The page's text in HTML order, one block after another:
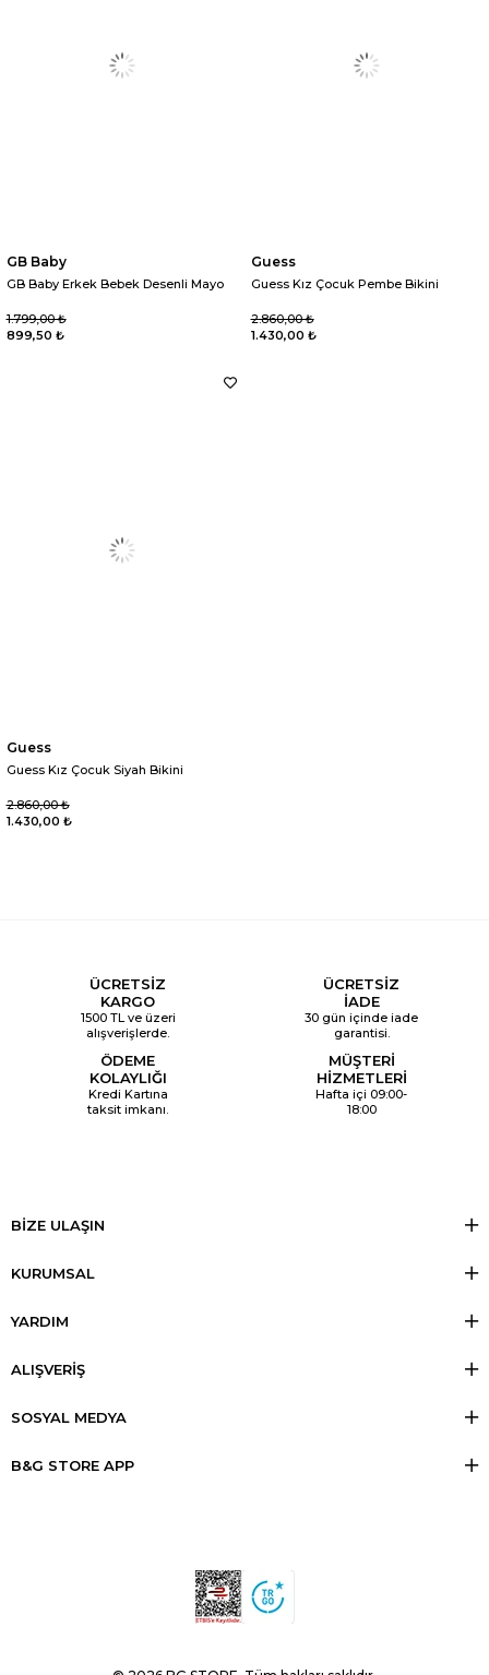
GB Baby
GB Baby Erkek Bebek Desenli Mayo
899,50 ₺
1.799,00 ₺
Guess
Guess Kız Çocuk Pembe Bikini
1.430,00 ₺
2.860,00 ₺
Guess
Guess Kız Çocuk Siyah Bikini
1.430,00 ₺
2.860,00 ₺
ÜCRETSİZ
KARGO
1500 TL ve üzeri
alışverişlerde.
ÜCRETSİZ
İADE
30 gün içinde iade
garantisi.
ÖDEME
KOLAYLIĞI
Kredi Kartına
taksit imkanı.
MÜŞTERİ
HİZMETLERİ
Hafta içi 09:00-
18:00
BİZE ULAŞIN
KURUMSAL
YARDIM
ALIŞVERİŞ
SOSYAL MEDYA
B&G STORE APP